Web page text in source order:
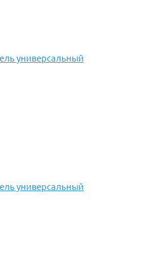
универсальный
универсальный